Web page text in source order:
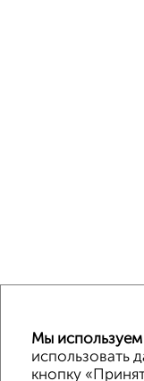
Помещение
Мы используем
использовать
кнопку